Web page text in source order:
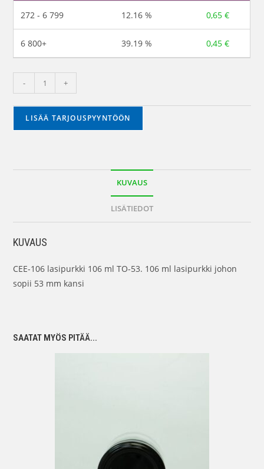
272 - 6 799 12.16 % 0,65 €
6 800+ 39.19 % 0,45 €
- +
LISÄÄ TARJOUSPYYNTÖÖN
KUVAUS
LISÄTIEDOT
KUVAUS
CEE-106 lasipurkki 106 ml TO-53. 106 ml lasipurkki johon
sopii 53 mm kansi
SAATAT MYÖS PITÄÄ...